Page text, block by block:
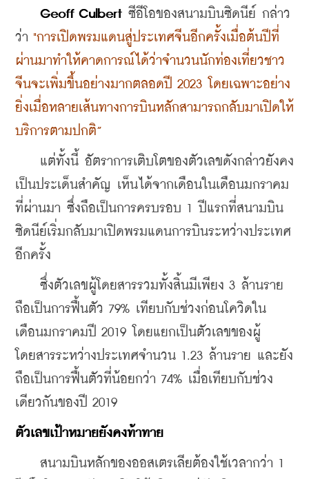
Geoff Culbert ซีอีโอของสนามบินซิดนีย์ กล่าว
ว่า "การเปิดพรมแดนสู่ประเทศจีนอีกครั้งเมื่อต้นปีที่
ผ่านมาทำให้คาดการณ์ได้ว่าจํานวนนักท่องเที่ยวชาว
จีนจะเพิ่มขึ้นอย่างมากตลอดปี 2023 โดยเฉพาะอย่าง
ยิ่งเมื่อหลายเส้นทางการบินหลักสามารถกลับมาเปิดให้
บริการตามปกติ”
แต่ทั้งนี้ อัตราการเติบโตของตัวเลขดังกล่าวยังคง
เป็นประเด็นสำคัญ เห็นได้จากเดือนในเดือนมกราคม
ที่ผ่านมา ซึ่งถือเป็นการครบรอบ 1 ปีแรกที่สนามบิน
ซิดนีย์เริ่มกลับมาเปิดพรมแดนการบินระหว่างประเทศ
อีกครั้ง
ซึ่งตัวเลขผู้โดยสารรวมทั้งสิ้นมีเพียง 3 ล้านราย
ถือเป็นการฟื้นตัว 79% เทียบกับช่วงก่อนโควิดใน
เดือนมกราคมปี 2019 โดยแยกเป็นตัวเลขของผู้
โดยสารระหว่างประเทศจำนวน 1.23 ล้านราย และยัง
ถือเป็นการฟื้นตัวที่น้อยกว่า 74% เมื่อเทียบกับช่วง
เดียวกันของปี 2019
ตัวเลขเป้าหมายยังคงท้าทาย
สนามบินหลักของออสเตรเลียต้องใช้เวลากว่า 1